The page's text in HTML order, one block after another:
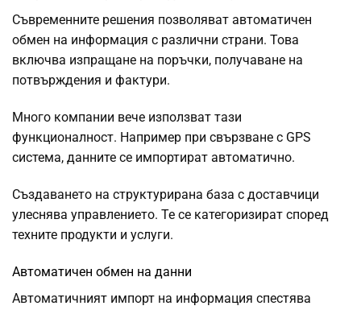
Съвременните решения позволяват автоматичен
обмен на информация с различни страни. Това
включва изпращане на поръчки, получаване на
потвърждения и фактури.
Много компании вече използват тази
функционалност. Например при свързване с GPS
система, данните се импортират автоматично.
Създаването на структурирана база с доставчици
улеснява управлението. Те се категоризират според
техните продукти и услуги.
Автоматичен обмен на данни
Автоматичният импорт на информация спестява